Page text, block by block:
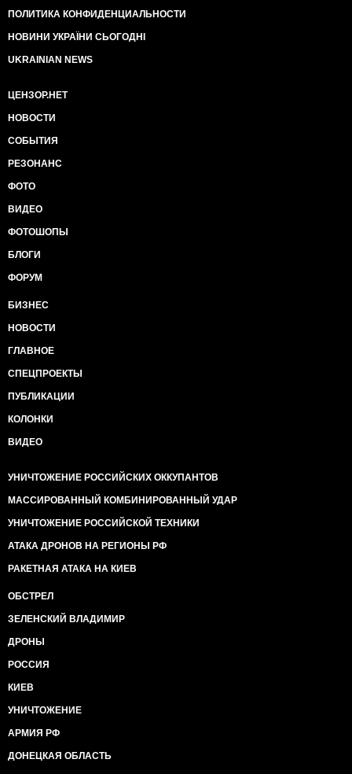
ПОЛИТИКА КОНФИДЕНЦИАЛЬНОСТИ
НОВИНИ УКРАЇНИ СЬОГОДНІ
UKRAINIAN NEWS
ЦЕНЗОР.НЕТ
НОВОСТИ
СОБЫТИЯ
РЕЗОНАНС
ФОТО
ВИДЕО
ФОТОШОПЫ
БЛОГИ
ФОРУМ
БИЗНЕС
НОВОСТИ
ГЛАВНОЕ
СПЕЦПРОЕКТЫ
ПУБЛИКАЦИИ
КОЛОНКИ
ВИДЕО
УНИЧТОЖЕНИЕ РОССИЙСКИХ ОККУПАНТОВ
МАССИРОВАННЫЙ КОМБИНИРОВАННЫЙ УДАР
УНИЧТОЖЕНИЕ РОССИЙСКОЙ ТЕХНИКИ
АТАКА ДРОНОВ НА РЕГИОНЫ РФ
РАКЕТНАЯ АТАКА НА КИЕВ
ОБСТРЕЛ
ЗЕЛЕНСКИЙ ВЛАДИМИР
ДРОНЫ
РОССИЯ
КИЕВ
УНИЧТОЖЕНИЕ
АРМИЯ РФ
ДОНЕЦКАЯ ОБЛАСТЬ